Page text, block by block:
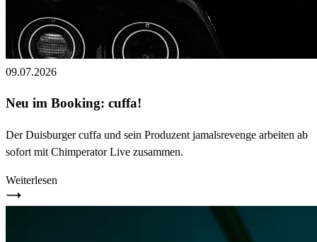
09.07.2026
Neu im Booking: cuffa!
Der Duisburger cuffa und sein Produzent jamalsrevenge arbeiten ab
sofort mit Chimperator Live zusammen.
Weiterlesen